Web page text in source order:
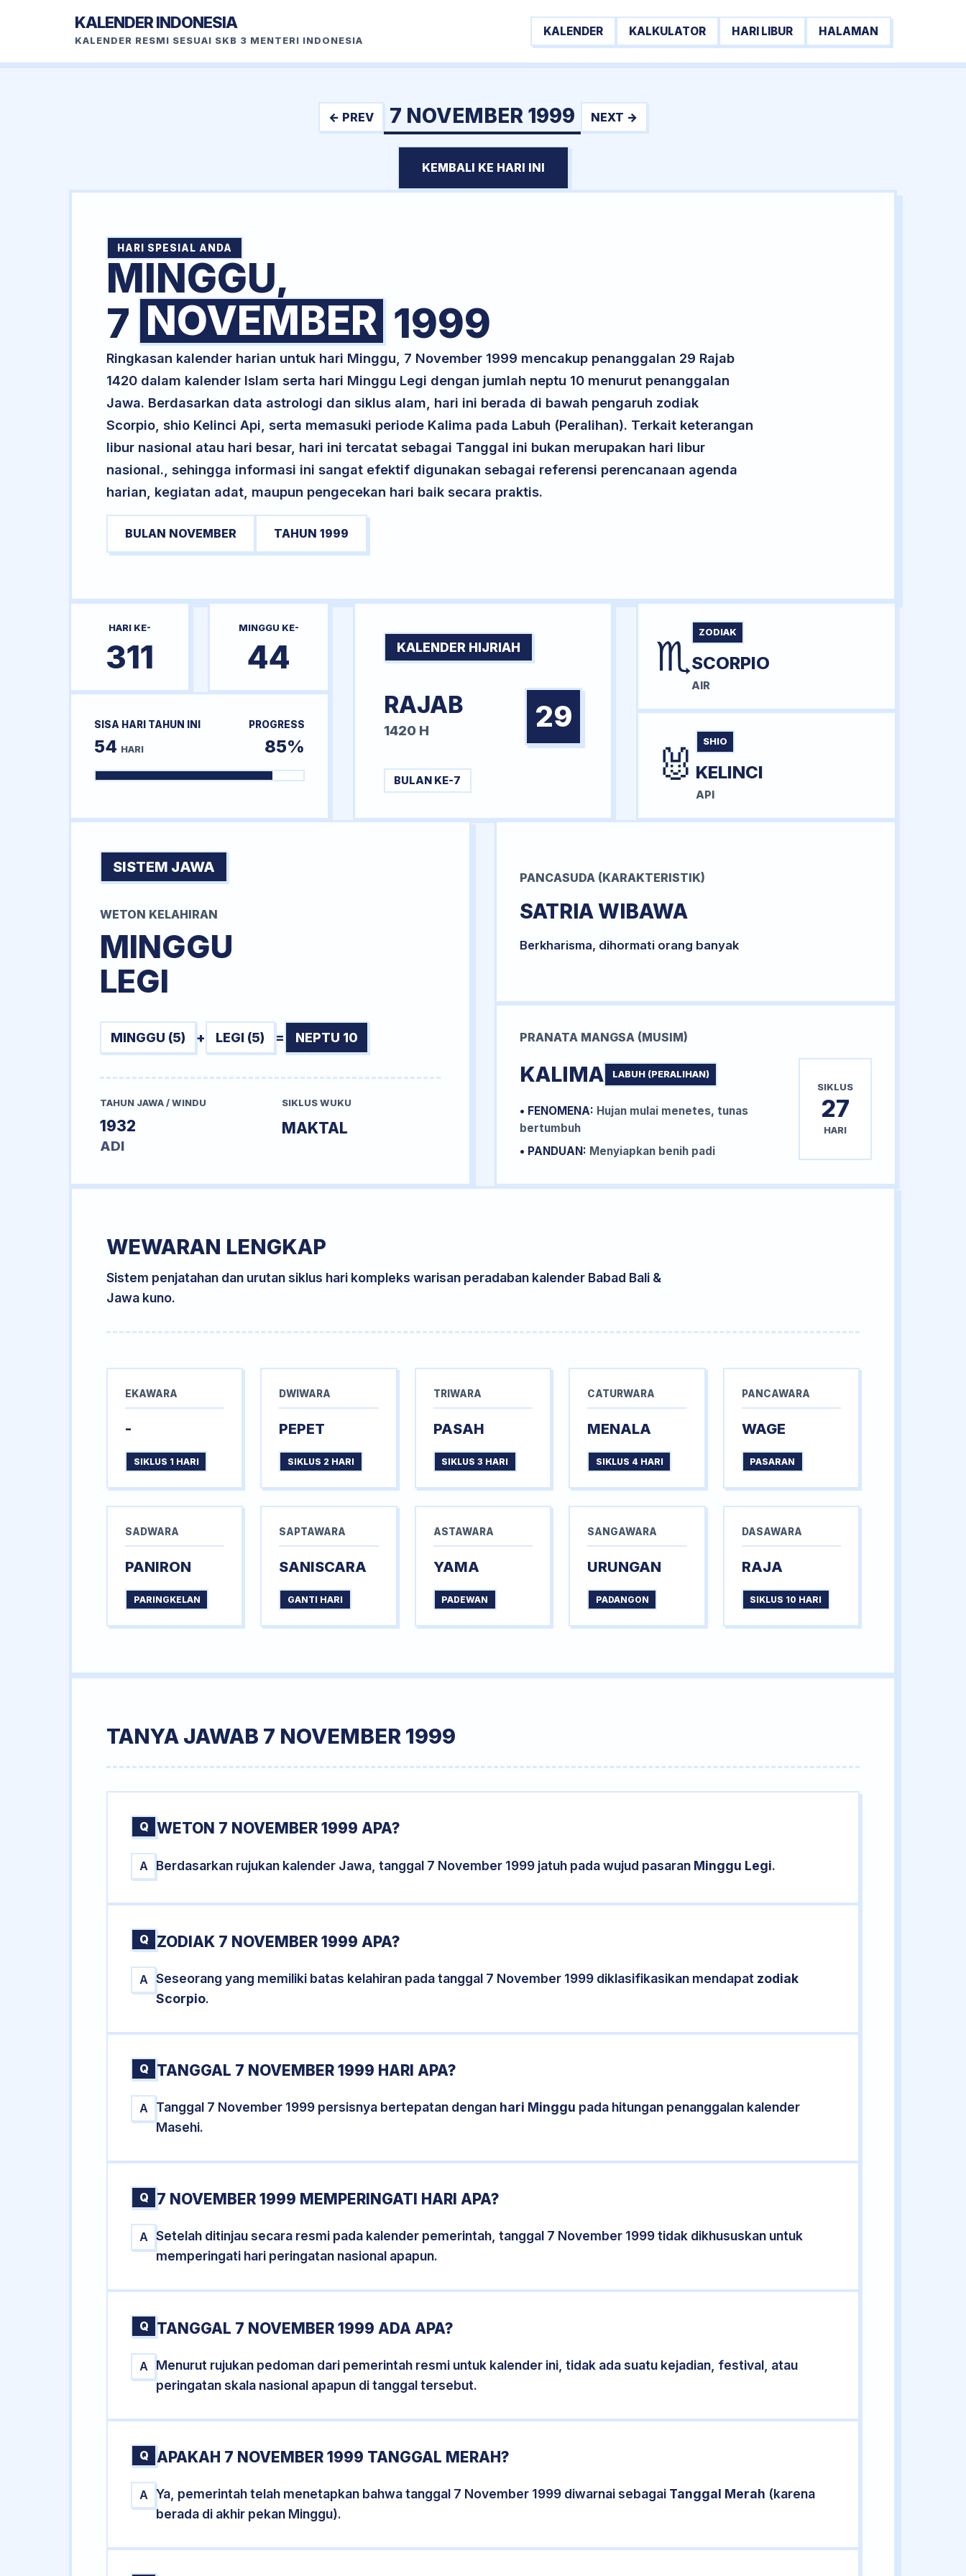
KALENDER INDONESIA
KALENDER RESMI SESUAI SKB 3 MENTERI INDONESIA
KALENDER KALKULATOR HARI LIBUR HALAMAN
← PREV 7 NOVEMBER 1999 NEXT →
KEMBALI KE HARI INI
HARI SPESIAL ANDA
MINGGU,
7 NOVEMBER 1999
Ringkasan kalender harian untuk hari Minggu, 7 November 1999 mencakup penanggalan 29 Rajab
1420 dalam kalender Islam serta hari Minggu Legi dengan jumlah neptu 10 menurut penanggalan
Jawa. Berdasarkan data astrologi dan siklus alam, hari ini berada di bawah pengaruh zodiak
Scorpio, shio Kelinci Api, serta memasuki periode Kalima pada Labuh (Peralihan). Terkait keterangan
libur nasional atau hari besar, hari ini tercatat sebagai Tanggal ini bukan merupakan hari libur
nasional., sehingga informasi ini sangat efektif digunakan sebagai referensi perencanaan agenda
harian, kegiatan adat, maupun pengecekan hari baik secara praktis.
BULAN NOVEMBER TAHUN 1999
HARI KE-
311
MINGGU KE-
44
SISA HARI TAHUN INI
54 HARI
PROGRESS
85%
KALENDER HIJRIAH
RAJAB
1420 H 29
BULAN KE-7
♏ ZODIAK
SCORPIO
AIR
🐰 SHIO
KELINCI
API
SISTEM JAWA
WETON KELAHIRAN
MINGGU
LEGI
MINGGU (5) + LEGI (5) = NEPTU 10
TAHUN JAWA / WINDU
1932
ADI
SIKLUS WUKU
MAKTAL
PANCASUDA (KARAKTERISTIK)
SATRIA WIBAWA
Berkharisma, dihormati orang banyak
PRANATA MANGSA (MUSIM)
KALIMA LABUH (PERALIHAN)
• FENOMENA: Hujan mulai menetes, tunas
bertumbuh
• PANDUAN: Menyiapkan benih padi
SIKLUS
27
HARI
WEWARAN LENGKAP
Sistem penjatahan dan urutan siklus hari kompleks warisan peradaban kalender Babad Bali &
Jawa kuno.
EKAWARA
-
SIKLUS 1 HARI
DWIWARA
PEPET
SIKLUS 2 HARI
TRIWARA
PASAH
SIKLUS 3 HARI
CATURWARA
MENALA
SIKLUS 4 HARI
PANCAWARA
WAGE
PASARAN
SADWARA
PANIRON
PARINGKELAN
SAPTAWARA
SANISCARA
GANTI HARI
ASTAWARA
YAMA
PADEWAN
SANGAWARA
URUNGAN
PADANGON
DASAWARA
RAJA
SIKLUS 10 HARI
TANYA JAWAB 7 NOVEMBER 1999
Q WETON 7 NOVEMBER 1999 APA?
A Berdasarkan rujukan kalender Jawa, tanggal 7 November 1999 jatuh pada wujud pasaran Minggu Legi.
Q ZODIAK 7 NOVEMBER 1999 APA?
A Seseorang yang memiliki batas kelahiran pada tanggal 7 November 1999 diklasifikasikan mendapat zodiak
Scorpio.
Q TANGGAL 7 NOVEMBER 1999 HARI APA?
A Tanggal 7 November 1999 persisnya bertepatan dengan hari Minggu pada hitungan penanggalan kalender
Masehi.
Q 7 NOVEMBER 1999 MEMPERINGATI HARI APA?
A Setelah ditinjau secara resmi pada kalender pemerintah, tanggal 7 November 1999 tidak dikhususkan untuk
memperingati hari peringatan nasional apapun.
Q TANGGAL 7 NOVEMBER 1999 ADA APA?
A
Menurut rujukan pedoman dari pemerintah resmi untuk kalender ini, tidak ada suatu kejadian, festival, atau
peringatan skala nasional apapun di tanggal tersebut.
Q APAKAH 7 NOVEMBER 1999 TANGGAL MERAH?
A Ya, pemerintah telah menetapkan bahwa tanggal 7 November 1999 diwarnai sebagai Tanggal Merah (karena
berada di akhir pekan Minggu).